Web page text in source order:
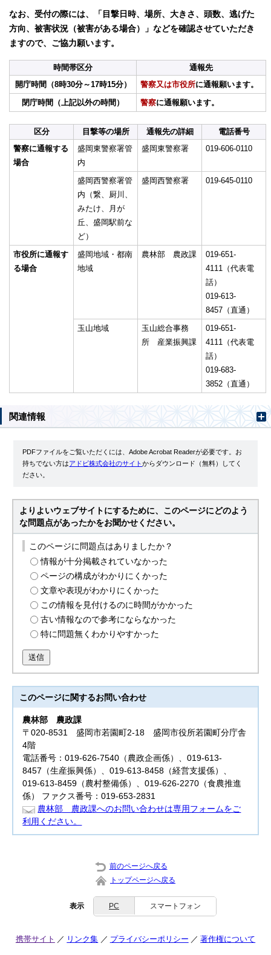
なお、受付の際には、「目撃日時、場所、大きさ、頭数、逃げた
方向、被害状況（被害がある場合）」などを確認させていただき
ますので、ご協力願います。
時間帯区分
通報先
開庁時間（8時30分～17時15分）
警察又は市役所に通報願います。
閉庁時間（上記以外の時間）
警察に通報願います。
区分 目撃等の場所 通報先の詳細
電話番号
警察に通報する
場合
盛岡東警察署管
内
盛岡東警察署 019-606-0110
盛岡西警察署管
内（繋、厨川、
みたけ、月が
丘、盛岡駅前な
ど）
盛岡西警察署 019-645-0110
市役所に通報す
る場合
盛岡地域・都南
地域
農林部 農政課
019-651-
4111（代表電
話）
019-613-
8457（直通）
玉山地域
玉山総合事務
所 産業振興課
019-651-
4111（代表電
話）
019-683-
3852（直通）
関連情報
PDFファイルをご覧いただくには、Adobe Acrobat Readerが必要です。お
持ちでない方はアドビ株式会社のサイトからダウンロード（無料）してく
ださい。
よりよいウェブサイトにするために、このページにどのよう
な問題点があったかをお聞かせください。
このページに問題点はありましたか？
情報が十分掲載されていなかった
ページの構成がわかりにくかった
文章や表現がわかりにくかった
この情報を見付けるのに時間がかかった
古い情報なので参考にならなかった
特に問題無くわかりやすかった
送信
このページに関するお問い合わせ
農林部 農政課
〒020-8531 盛岡市若園町2-18 盛岡市役所若園町分庁舎
4階
電話番号：019-626-7540（農政企画係）、019-613-
8457（生産振興係）、019-613-8458（経営支援係）、
019-613-8459（農村整備係）、019-626-2270（食農推進
係） ファクス番号：019-653-2831
農林部 農政課へのお問い合わせは専用フォームをご
利用ください。
前のページへ戻る
トップページへ戻る
表示 PC スマートフォン
携帯サイト リンク集 プライバシーポリシー 著作権について